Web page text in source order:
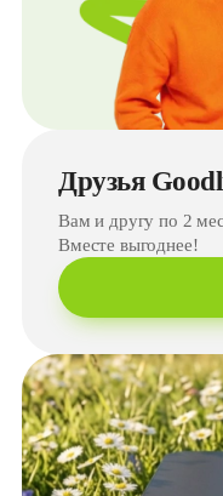
Друзья
Вам и другу по 2
Вместе выгоднее!